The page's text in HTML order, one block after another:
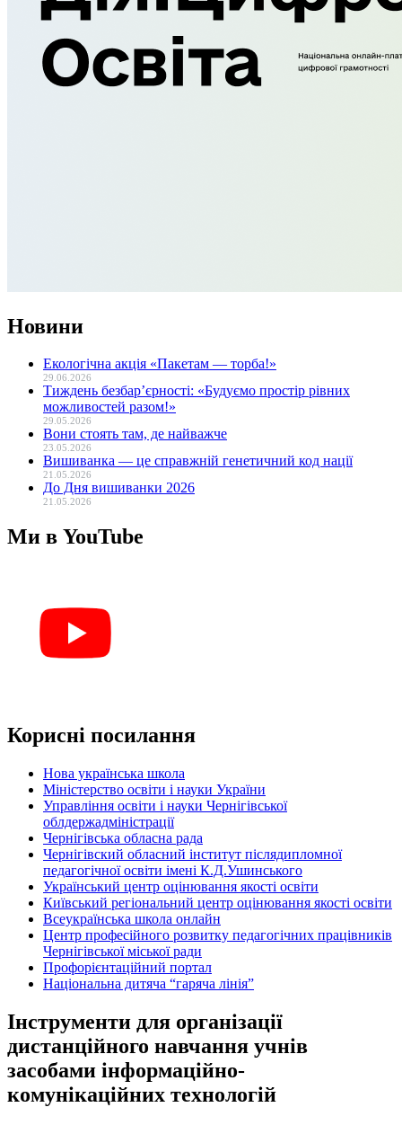
Новини
Екологічна акція «Пакетам — торба!»
29.06.2026
Тиждень безбар’єрності: «Будуємо простір рівних
можливостей разом!»
29.05.2026
Вони стоять там, де найважче
23.05.2026
Вишиванка — це справжній генетичний код нації
21.05.2026
До Дня вишиванки 2026
21.05.2026
Ми в YouTube
Корисні посилання
Нова українська школа
Міністерство освіти і науки України
Управління освіти і науки Чернігівської
облдержадміністрації
Чернігівська обласна рада
Чернігівский обласний інститут післядипломної
педагогічної освіти імені К.Д.Ушинського
Український центр оцінювання якості освіти
Київський регіональний центр оцінювання якості освіти
Всеукраїнська школа онлайн
Центр професійного розвитку педагогічних працівників
Чернігівської міської ради
Профорієнтаційний портал
Національна дитяча “гаряча лінія”
Інструменти для організації
дистанційного навчання учнів
засобами інформаційно-
комунікаційних технологій